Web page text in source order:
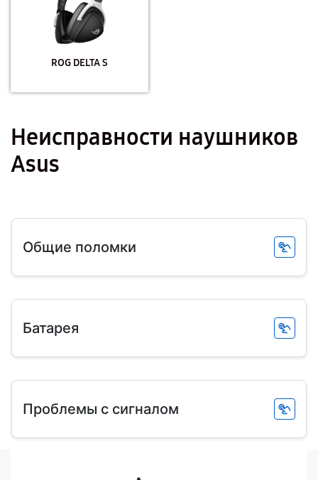
ROG DELTA S
Неисправности наушников
Asus
Общие поломки
Батарея
Проблемы с сигналом